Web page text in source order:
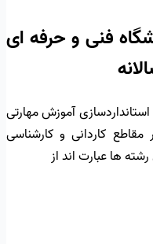
فنی و حرفه ای
آموزش مهارتی
کاردانی و کارشناسی
ها عبارت اند از